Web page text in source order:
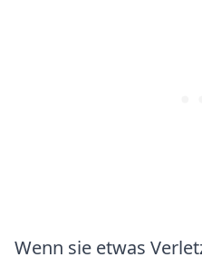
Wenn sie etwas